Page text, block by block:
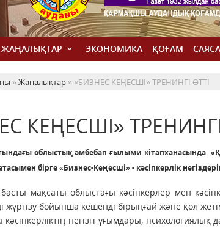
ЖАҢАЛЫҚТАР ЭКОНОМИКА ҚОҒАМ
»Жаңалықтар » «БИЗНЕС КЕҢЕСШІ» ТРЕНИНГІ ӨТТІ
КЕҢЕСШІ»
облыстық әмбебап ғылыми
бірге «Бизнес-Кеңесші» - кәсіпкерлік
мақсаты облыстағы кәсіпкерлер мен
жүргізу бойынша кешенді бірыңғай және қол
негізгі ұғымдары,